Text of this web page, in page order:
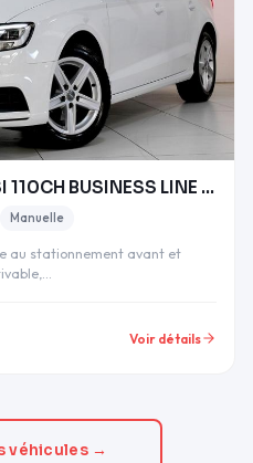
AUDI A3 BERLINE 30 TFSI 110CH BUSINESS LINE PLUS T
Manuelle
au stationnement avant et
Voir détails
véhicules →